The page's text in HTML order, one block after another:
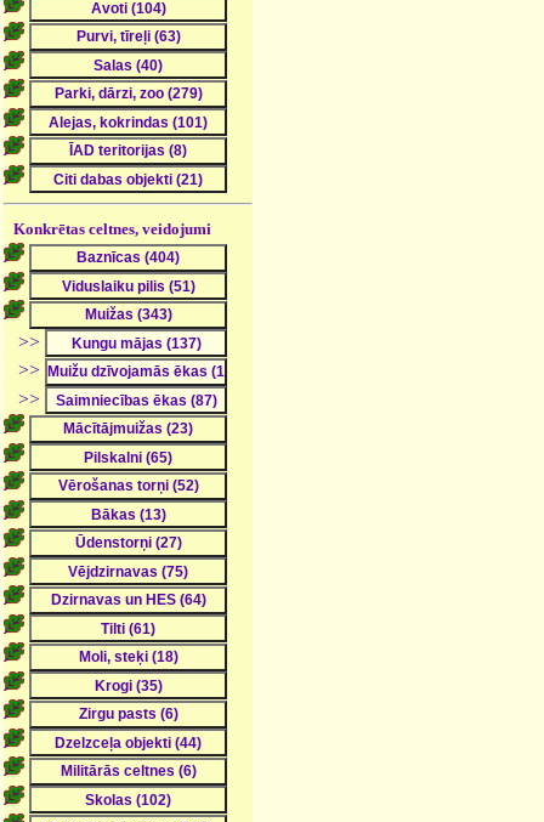
Konkrētas celtnes, veidojumi
>>
>>
>>